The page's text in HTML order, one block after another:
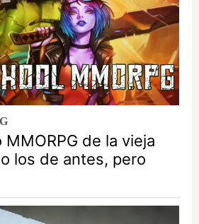
de la vieja
los de antes, pero